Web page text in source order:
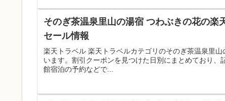
そのぎ茶温泉里山の湯宿 つわぶきの花の楽
セール情報
楽天トラベル 楽天トラベルカテゴリのそのぎ茶温泉里
います。割引クーポンを見つけた日別にまとめており
館宿泊の予約などで...